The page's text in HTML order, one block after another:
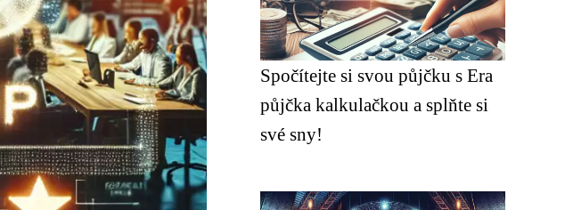
Spočítejte si svou půjčku s Era
půjčka kalkulačkou a splňte si
své sny!